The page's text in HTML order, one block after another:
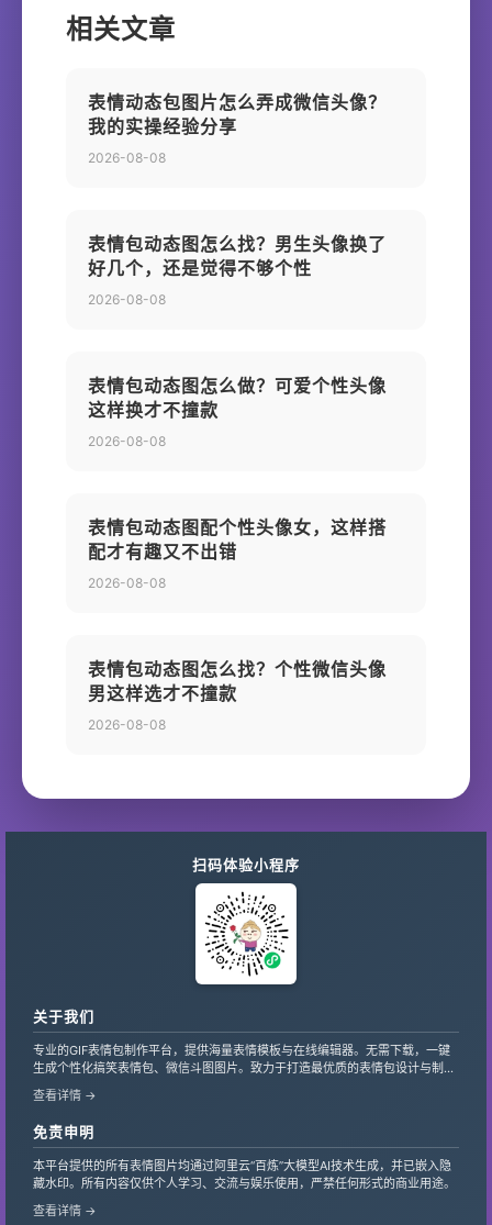
相关文章
表情动态包图片怎么弄成微信头像？
我的实操经验分享
2026-08-08
表情包动态图怎么找？男生头像换了
好几个，还是觉得不够个性
2026-08-08
表情包动态图怎么做？可爱个性头像
这样换才不撞款
2026-08-08
表情包动态图配个性头像女，这样搭
配才有趣又不出错
2026-08-08
表情包动态图怎么找？个性微信头像
男这样选才不撞款
2026-08-08
扫码体验小程序
关于我们
专业的GIF表情包制作平台，提供海量表情模板与在线编辑器。无需下载，一键
生成个性化搞笑表情包、微信斗图图片。致力于打造最优质的表情包设计与制作
服务，支持自定义文字、贴纸，让创意轻松变现。
查看详情 →
免责申明
本平台提供的所有表情图片均通过阿里云“百炼”大模型AI技术生成，并已嵌入隐
藏水印。所有内容仅供个人学习、交流与娱乐使用，严禁任何形式的商业用途。
查看详情 →